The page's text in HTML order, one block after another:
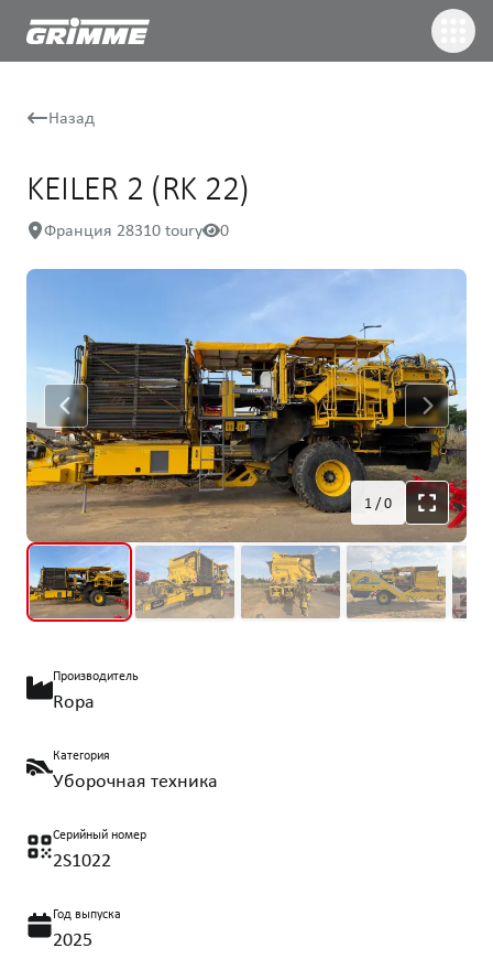
Назад
KEILER 2 (RK 22)
Франция 28310 toury 0
1/0
Производитель
Ropa
Категория
Уборочная техника
Серийный номер
2S1022
Год выпуска
2025